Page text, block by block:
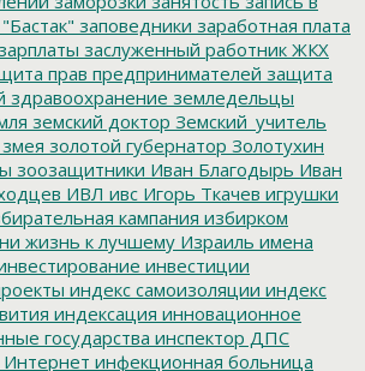
заповедники заработная плата
заслуженный работник ЖКХ
прав предпринимателей защита
здравоохранение земледельцы
земский доктор Земский_учитель
змея золотой губернатор Золотухин
зоозащитники Иван Благодырь Иван
ИВЛ ивс Игорь Ткачев игрушки
кампания избирком
жизнь к лучшему Израиль имена
инвестиции
индекс самоизоляции индекс
индексация инновационное
государства инспектор ДПС
Интернет инфекционная больница